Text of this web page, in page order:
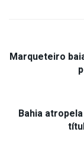
Marqueteiro
Bahia